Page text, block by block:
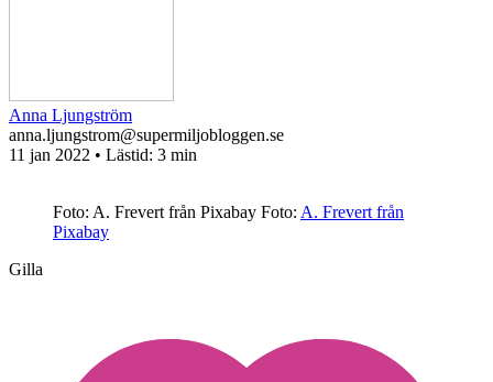
Anna Ljungström
anna.ljungstrom@supermiljobloggen.se
11 jan 2022 • Lästid: 3 min
Foto: A. Frevert från Pixabay Foto: A. Frevert från
Pixabay
Gilla